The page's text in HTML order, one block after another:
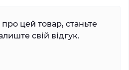
про цей товар, станьте
свій відгук.